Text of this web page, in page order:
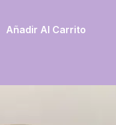
Añadir Al Carrito